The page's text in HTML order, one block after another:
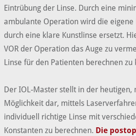
Eintrübung der Linse. Durch eine
ambulante Operation wird die eigene
durch eine klare Kunstlinse ersetzt.
VOR der Operation das Auge zu
Linse für den Patienten berechnen zu
Der IOL-Master stellt in der heutigen,
Möglichkeit dar, mittels
individuell richtige Linse mit
Konstanten zu berechnen. Die